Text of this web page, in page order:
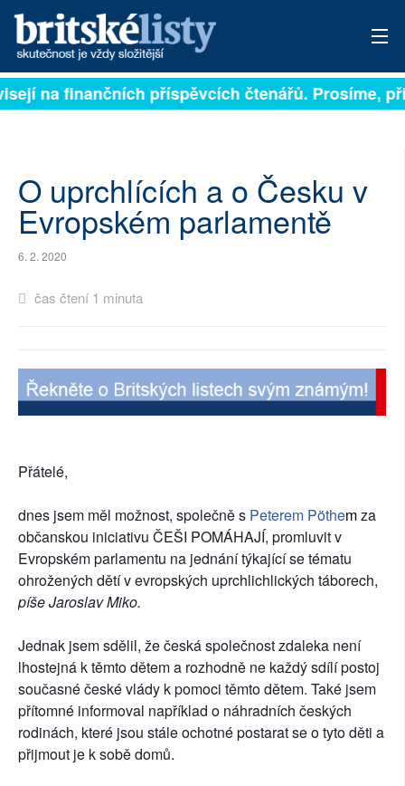
PŘIHLÁSIT
ARCHIV
ROZHOVORY
TÉMATA
NEJČTENĚJŠÍ ZA 7 DNÍ
PŘÍSPĚVKY NA PROVOZ
RUBRIKY
PLNÁ VERZE STRÁNEK
na finančních příspěvcích čtenářů. Prosíme,
O uprchlících a o Česku v
Evropském parlamentě
6. 2. 2020
čas čtení 1 minuta
Přátelé,
dnes jsem měl možnost, společně s Peterem Pöthemza
občanskou iniciativu ČEŠI POMÁHAJÍ, promluvit v
Evropském parlamentu na jednání týkající se tématu
ohrožených dětí v evropských uprchlichlických táborech,
píše Jaroslav Miko.
Jednak jsem sdělil, že česká společnost zdaleka není
lhostejná k těmto dětem a rozhodně ne každý sdílí postoj
současné české vlády k pomoci těmto dětem. Také jsem
přítomné informoval například o náhradních českých
rodinách, které jsou stále ochotné postarat se o tyto děti a
přijmout je k sobě domů.